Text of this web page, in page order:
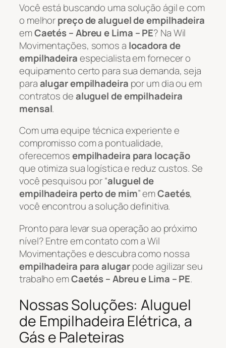
Você está buscando uma solução ágil e com
o melhorpreço de aluguel de empilhadeira
emCaetés – Abreu e Lima – PE? Na Wil
Movimentações, somos a locadora de
empilhadeiraespecialista em fornecer o
equipamento certo para sua demanda, seja
paraalugar empilhadeira por um dia ou em
contratos dealuguel de empilhadeira
mensal.
Com uma equipe técnica experiente e
compromisso com a pontualidade,
oferecemosempilhadeira para locação
que otimiza sua logística e reduz custos. Se
você pesquisou por “aluguel de
empilhadeira perto de mim” emCaetés,
você encontrou a solução definitiva.
Pronto para levar sua operação ao próximo
nível? Entre em contato com a Wil
Movimentações e descubra como nossa
empilhadeira para alugarpode agilizar seu
trabalho emCaetés – Abreu e Lima – PE.
Nossas Soluções: Aluguel
de Empilhadeira Elétrica, a
Gás e Paleteiras